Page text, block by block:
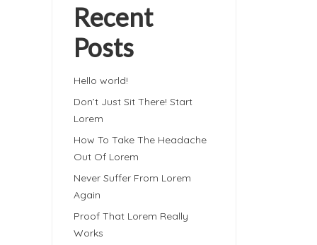
Recent
Posts
Hello world!
Don’t Just Sit There! Start
Lorem
How To Take The Headache
Out Of Lorem
Never Suffer From Lorem
Again
Proof That Lorem Really
Works